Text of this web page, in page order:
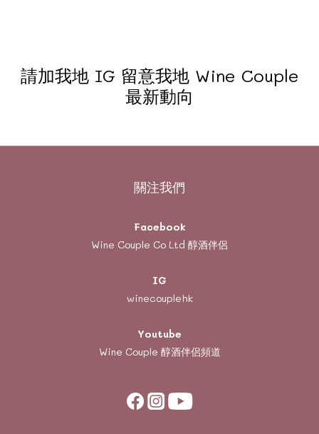
請加我地 IG 留意我地 Wine Couple
最新動向
關注我們
Facebook
Wine Couple Co Ltd 醇酒伴侶
IG
winecouplehk
Youtube
Wine Couple 醇酒伴侶頻道